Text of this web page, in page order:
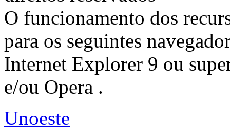
O funcionamento dos
para os seguintes
Internet Explorer 9 ou
e/ou Opera .
Unoeste